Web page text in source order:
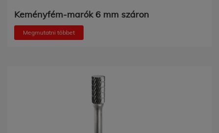
Keményfém-marók 6 mm száron
Megmutatni többet